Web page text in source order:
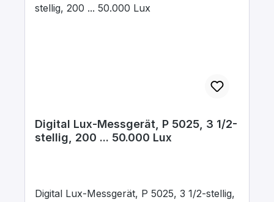
Digital Lux-Messgerät, P 5025, 3 1/2-
stellig, 200 ... 50.000 Lux
Digital Lux-Messgerät, P 5025, 3 1/2-stellig,